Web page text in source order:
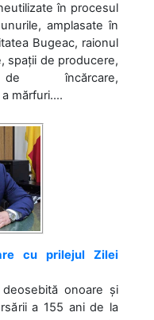
în procesul
amplasate în
Bugeac, raionul
spații de producere,
încărcare,
mărfuri....
cu prilejul Zilei
onoare și
a 155 ani de la